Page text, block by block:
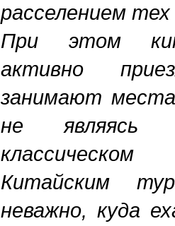
расселением
При этом
активно
занимают
не
Китайским
неважно, куда